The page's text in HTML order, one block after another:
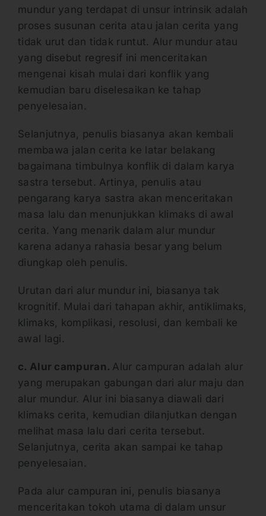
mundur yang terdapat di unsur intrinsik adalah
proses susunan cerita atau jalan cerita yang
tidak urut dan tidak runtut. Alur mundur atau
yang disebut regresif ini menceritakan
mengenai kisah mulai dari konflik yang
kemudian baru diselesaikan ke tahap
penyelesaian.
Selanjutnya, penulis biasanya akan kembali
membawa jalan cerita ke latar belakang
bagaimana timbulnya konflik di dalam karya
sastra tersebut. Artinya, penulis atau
pengarang karya sastra akan menceritakan
masa lalu dan menunjukkan klimaks di awal
cerita. Yang menarik dalam alur mundur
karena adanya rahasia besar yang belum
diungkap oleh penulis.
Urutan dari alur mundur ini, biasanya tak
krognitif. Mulai dari tahapan akhir, antiklimaks,
klimaks, komplikasi, resolusi, dan kembali ke
awal lagi.
c. Alur campuran. Alur campuran adalah alur
yang merupakan gabungan dari alur maju dan
alur mundur. Alur ini biasanya diawali dari
klimaks cerita, kemudian dilanjutkan dengan
melihat masa lalu dari cerita tersebut.
Selanjutnya, cerita akan sampai ke tahap
penyelesaian.
Pada alur campuran ini, penulis biasanya
menceritakan tokoh utama di dalam unsur